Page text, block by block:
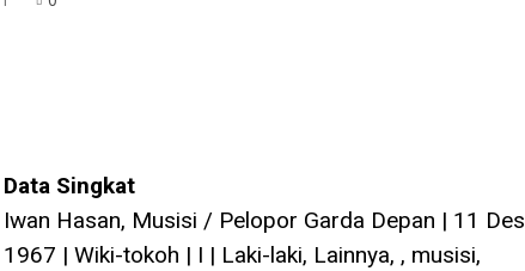
Data Singkat
Iwan Hasan, Musisi / Pelopor Garda Depan | 11 Des
1967 | Wiki-tokoh | I | Laki-laki, Lainnya, , musisi,